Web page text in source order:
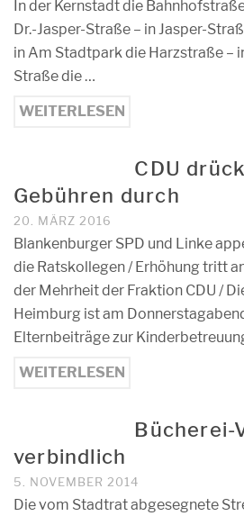
In der Kernstadt die
Dr.-Jasper-Straße – in Jasper-
in Am Stadtpark die Harzstraße –
Straße die …
WEITERLESEN
CDU
Gebühren durch
20. MÄRZ 2016
Blankenburger SPD und Linke
die Ratskollegen / Erhöhung tritt
der Mehrheit der Fraktion CDU /
Heimburg ist am
Elternbeiträge zur
WEITERLESEN
Bücherei-
verbindlich
5. NOVEMBER 2014
Die vom Stadtrat abgesegnete